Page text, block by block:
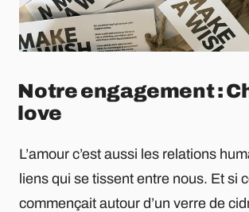
Notre engagement :
love
L’amour c’est aussi les relations
liens qui se tissent entre nous. Et si
commençait autour d’un verre de